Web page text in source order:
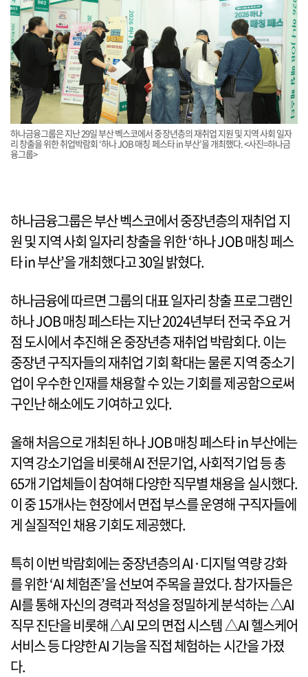
하나금융그룹은 지난 29일 부산 벡스코에서 중장년층의 재취업 지원 및 지역 사회 일자
리 창출을 위한 취업박람회 ‘하나 JOB 매칭 페스타 in 부산’을 개최했다. <사진=하나금
융그룹>
하나금융그룹은 부산 벡스코에서 중장년층의 재취업 지
원 및 지역 사회 일자리 창출을 위한 ‘하나 JOB 매칭 페스
타 in 부산’을 개최했다고 30일 밝혔다.
하나금융에 따르면 그룹의 대표 일자리 창출 프로그램인
하나 JOB 매칭 페스타는 지난 2024년부터 전국 주요 거
점 도시에서 추진해 온 중장년층 재취업 박람회다. 이는
중장년 구직자들의 재취업 기회 확대는 물론 지역 중소기
업이 우수한 인재를 채용할 수 있는 기회를 제공함으로써
구인난 해소에도 기여하고 있다.
올해 처음으로 개최된 하나 JOB 매칭 페스타 in 부산에는
지역 강소기업을 비롯해 AI 전문기업, 사회적기업 등 총
65개 기업체들이 참여해 다양한 직무별 채용을 실시했다.
이 중 15개사는 현장에서 면접 부스를 운영해 구직자들에
게 실질적인 채용 기회도 제공했다.
특히 이번 박람회에는 중장년층의 AI·디지털 역량 강화
를 위한 ‘AI 체험존’을 선보여 주목을 끌었다. 참가자들은
AI를 통해 자신의 경력과 적성을 정밀하게 분석하는 △AI
직무 진단을 비롯해 △AI 모의 면접 시스템 △AI 헬스케어
서비스 등 다양한 AI 기능을 직접 체험하는 시간을 가졌
다.